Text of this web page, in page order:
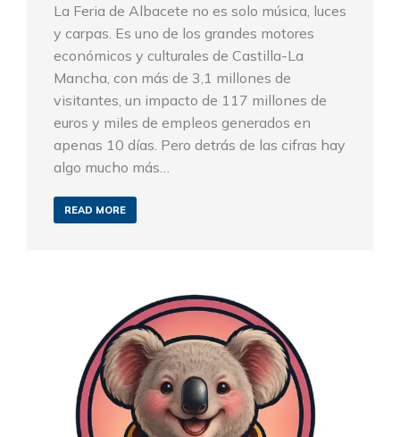
La Feria de Albacete no es solo música, luces
y carpas. Es uno de los grandes motores
económicos y culturales de Castilla-La
Mancha, con más de 3,1 millones de
visitantes, un impacto de 117 millones de
euros y miles de empleos generados en
apenas 10 días. Pero detrás de las cifras hay
algo mucho más…
READ MORE